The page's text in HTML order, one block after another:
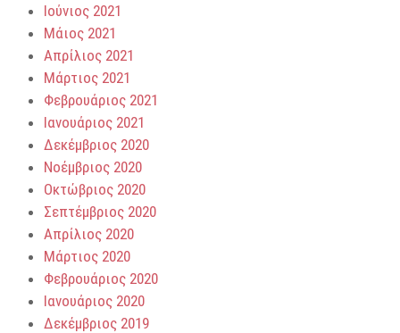
Ιούνιος 2021
Μάιος 2021
Απρίλιος 2021
Μάρτιος 2021
Φεβρουάριος 2021
Ιανουάριος 2021
Δεκέμβριος 2020
Νοέμβριος 2020
Οκτώβριος 2020
Σεπτέμβριος 2020
Απρίλιος 2020
Μάρτιος 2020
Φεβρουάριος 2020
Ιανουάριος 2020
Δεκέμβριος 2019